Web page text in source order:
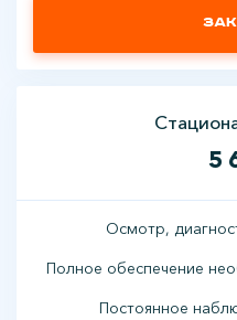
5
Осмотр,
Полное обеспечение
Постоянное